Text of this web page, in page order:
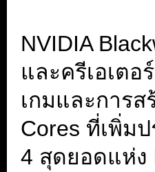
NVIDIA
และครีเอเต
เกมและการ
Cores ที่เพิ่ม
4 สุดยอดแห่ง